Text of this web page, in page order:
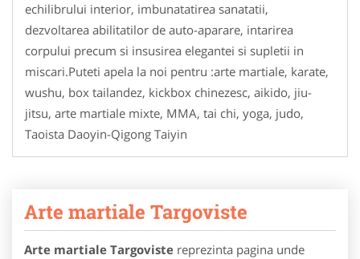
echilibrului interior, imbunatatirea sanatatii,
dezvoltarea abilitatilor de auto-aparare, intarirea
corpului precum si insusirea elegantei si supletii in
miscari.Puteti apela la noi pentru :arte martiale, karate,
wushu, box tailandez, kickbox chinezesc, aikido, jiu-
jitsu, arte martiale mixte, MMA, tai chi, yoga, judo,
Taoista Daoyin-Qigong Taiyin
Arte martiale Targoviste
Arte martiale Targoviste reprezinta pagina unde